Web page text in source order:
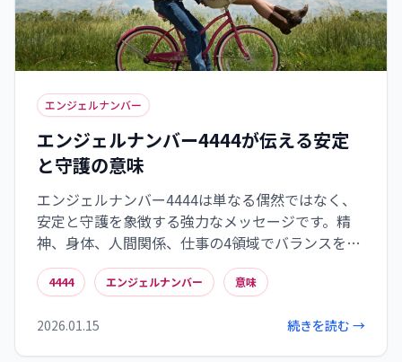
エンジェルナンバー
エンジェルナンバー4444が伝える安定
と守護の意味
エンジェルナンバー4444は単なる偶然ではなく、
安定と守護を象徴する強力なメッセージです。精
神、身体、人間関係、仕事の4領域でバランスを取
ることで人生の土台を築き、困難な時期には守護
の力を感じることができます。数字の波動を日常に
できるでしょう。4444が示す安定のエネルギー
は、あなたが一人ではないという安心感と、内な
4444 エンジェルナンバー 意味
2026.01.15 続きを読む →